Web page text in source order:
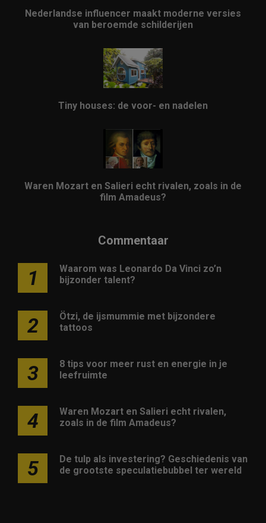
Nederlandse influencer maakt moderne versies
van beroemde schilderijen
Tiny houses: de voor- en nadelen
Waren Mozart en Salieri echt rivalen, zoals in de
film Amadeus?
Commentaar
1
Waarom was Leonardo Da Vinci zo’n
bijzonder talent?
2
Ötzi, de ijsmummie met bijzondere
tattoos
3
8 tips voor meer rust en energie in je
leefruimte
4
Waren Mozart en Salieri echt rivalen,
zoals in de film Amadeus?
5
De tulp als investering? Geschiedenis van
de grootste speculatiebubbel ter wereld